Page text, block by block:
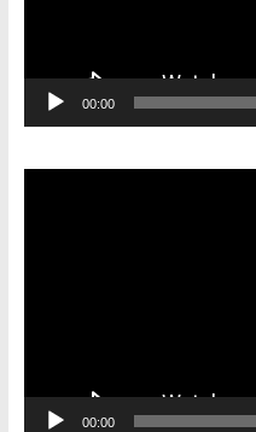
00:00
00:00